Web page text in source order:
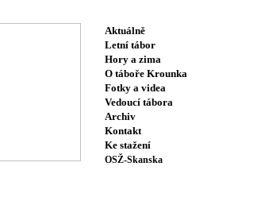
Aktuálně
Letní tábor
Hory a zima
O táboře Krounka
Fotky a videa
Vedoucí tábora
Archiv
Kontakt
Ke stažení
OSŽ-Skanska